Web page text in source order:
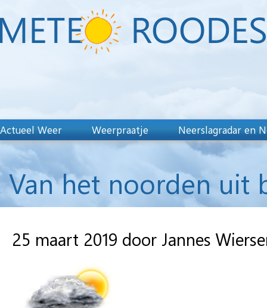
Actueel Weer Weerpraatje Neerslagradar en
Van het noorden uit
25 maart 2019 door Jannes